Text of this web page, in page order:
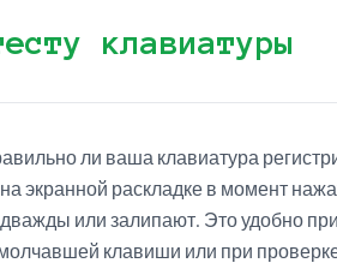
клавиатуры
ли ваша клавиатура
экранной раскладке в момент
или залипают. Это удобно
клавиши или при